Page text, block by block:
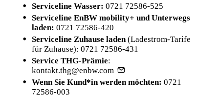
Serviceline Wasser: 0721 72586-525
Serviceline EnBW mobility+ und Unterwegs
laden: 0721 72586-420
Serviceline Zuhause laden (Ladestrom-Tarife
für Zuhause): 0721 72586-431
Service THG-Prämie:
kontakt.thg@enbw.com
Wenn Sie Kund*in werden möchten: 0721
72586-003